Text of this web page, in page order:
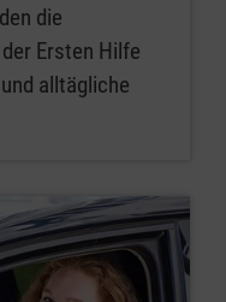
die
Ersten Hilfe
alltägliche